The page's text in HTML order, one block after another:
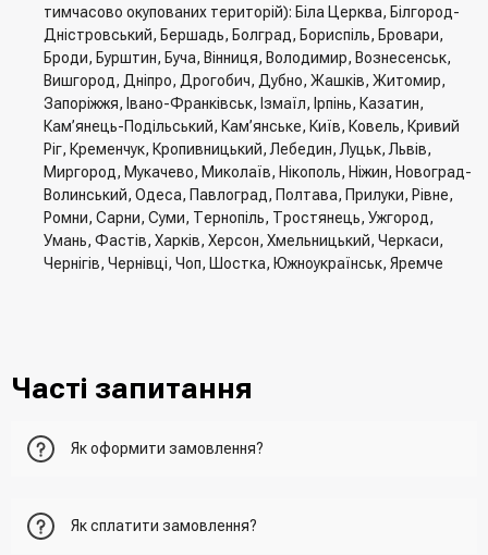
тимчасово окупованих територій): Біла Церква, Білгород-
Дністровський, Бершадь, Болград, Бориспіль, Бровари,
Броди, Бурштин, Буча, Вінниця, Володимир, Вознесенськ,
Вишгород, Дніпро, Дрогобич, Дубно, Жашків, Житомир,
Запоріжжя, Івано-Франківськ, Ізмаїл, Ірпінь, Казатин,
Кам’янець-Подільський, Кам’янське, Київ, Ковель, Кривий
Ріг, Кременчук, Кропивницький, Лебедин, Луцьк, Львів,
Миргород, Мукачево, Миколаїв, Нікополь, Ніжин, Новоград-
Волинський, Одеса, Павлоград, Полтава, Прилуки, Рівне,
Ромни, Сарни, Суми, Тернопіль, Тростянець, Ужгород,
Умань, Фастів, Харків, Херсон, Хмельницький, Черкаси,
Чернігів, Чернівці, Чоп, Шостка, Южноукраїнськ, Яремче
Часті запитання
Як оформити замовлення?
нього та вказати всю необхідну інформацію про
Як сплатити замовлення?